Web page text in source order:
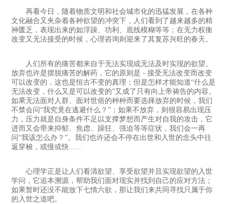
再看今日，随着物质文明和社会城市化的迅猛发展，在各种
文化融合又夹杂着各种欲望的冲突下，人们看到了越来越多的精
神匮乏，表现出来的如浮躁、功利、底线模糊等等；在无力权衡
改变又无法接受的时候，心理咨询则迎来了其复苏兴旺的春天。
人们所有的痛苦都来自于无法实现或无法及时实现的欲望。
放弃也许是摆脱痛苦的解药，它的原则是 - 接受无法改变而改变
可以改变的，这也是恒古不变的真理；但是怎样才能知道“什么是
无法改变，什么又是可以改变的”又成了只有向上帝祷告的内容。
如果无法面对人群、面对世俗的种种而要选择放弃的时候，我们
不禁会问“我究竟在逃避什么？”；如果不放弃，则很容易出现压
力，压力就是自身条件不足以支撑梦想而产生对自我的攻击，它
进而又会带来抑郁、焦虑、躁狂、强迫等等症状，我们会一再
问“我该怎么办？”。我们也许还会不停在出世和入世的念头中往
返穿梭，或慢或快......
心理学正是让人们看清欲望、享受欲望并且实现欲望的入世
学问，它追本溯源，帮助我们面对现实并找到自己的应对方法；
如果暂时还没不能放下七情六欲，那让我们来共同寻找只属于你
的入世之道吧。